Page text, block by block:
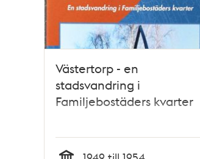
Västertorp - en
stadsvandring i
Familjebostäders kvarter